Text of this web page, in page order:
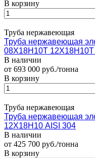
В корзину
Труба нержавеющая
Труба нержавеющая
08Х18Н10Т 12Х18Н10Т
В наличии
от 693 000 руб./тонна
В корзину
Труба нержавеющая
Труба нержавеющая
12Х18Н10 AISI 304
В наличии
от 425 700 руб./тонна
В корзину